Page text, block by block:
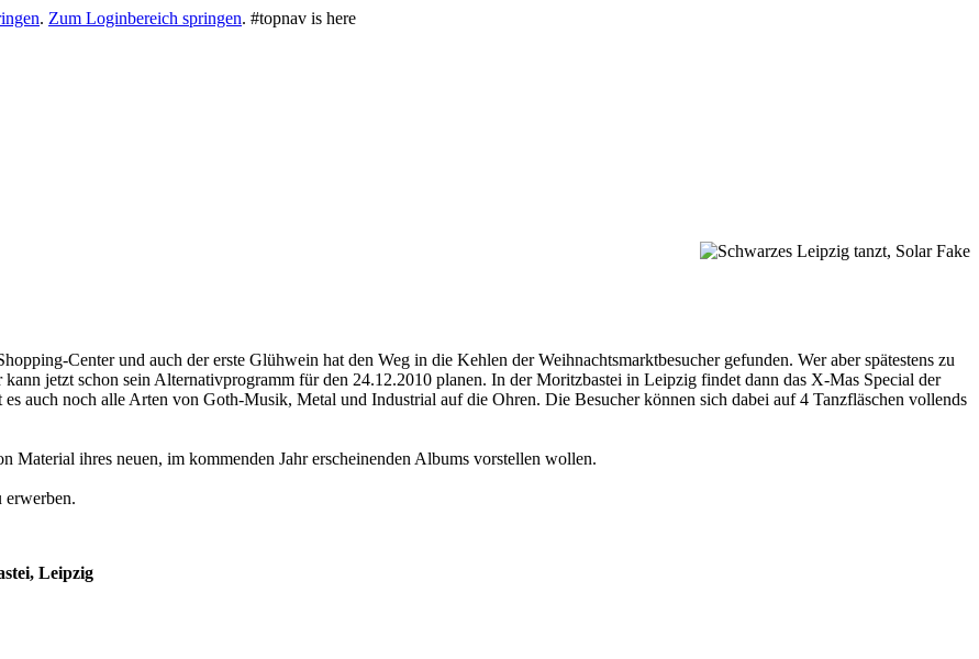
. Zum Loginbereich springen. #topnav is here
Center und auch der erste Glühwein hat den Weg in die Kehlen der Weihnachtsmarktbesucher gefunden. Wer aber spätestens zu
jetzt schon sein Alternativprogramm für den 24.12.2010 planen. In der Moritzbastei in Leipzig findet dann das X-Mas Special der
auch noch alle Arten von Goth-Musik, Metal und Industrial auf die Ohren. Die Besucher können sich dabei auf 4 Tanzfläschen vollends
ihres neuen, im kommenden Jahr erscheinenden Albums vorstellen wollen.
erwerben.
Leipzig